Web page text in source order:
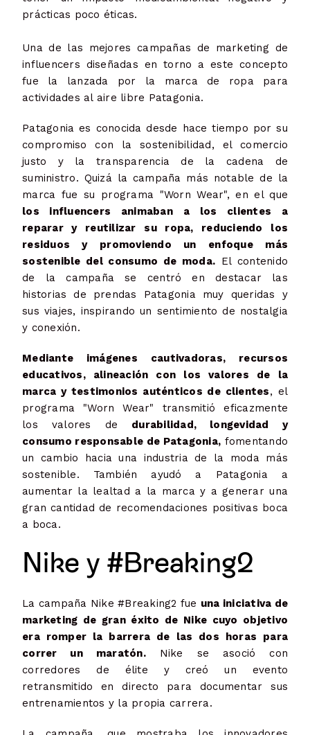
prácticas poco éticas.
Una de las mejores campañas de marketing de
influencers diseñadas en torno a este concepto
fue la lanzada por la marca de ropa para
actividades al aire libre Patagonia.
Patagonia es conocida desde hace tiempo por su
compromiso con la sostenibilidad, el comercio
justo y la transparencia de la cadena de
suministro. Quizá la campaña más notable de la
marca fue su programa "Worn Wear", en el que
los influencers animaban a los clientes a
reparar y reutilizar su ropa, reduciendo los
residuos y promoviendo un enfoque más
sostenible del consumo de moda. El contenido
de la campaña se centró en destacar las
historias de prendas Patagonia muy queridas y
sus viajes, inspirando un sentimiento de nostalgia
y conexión.
Mediante imágenes cautivadoras, recursos
educativos, alineación con los valores de la
marca y testimonios auténticos de clientes, el
programa "Worn Wear" transmitió eficazmente
los valores de durabilidad, longevidad y
consumo responsable de Patagonia, fomentando
un cambio hacia una industria de la moda más
sostenible. También ayudó a Patagonia a
aumentar la lealtad a la marca y a generar una
gran cantidad de recomendaciones positivas boca
a boca.
Nike y #Breaking2
La campaña Nike #Breaking2 fue una iniciativa de
marketing de gran éxito de Nike cuyo objetivo
era romper la barrera de las dos horas para
correr un maratón.Nike se asoció con
corredores de élite y creó un evento
retransmitido en directo para documentar sus
entrenamientos y la propia carrera.